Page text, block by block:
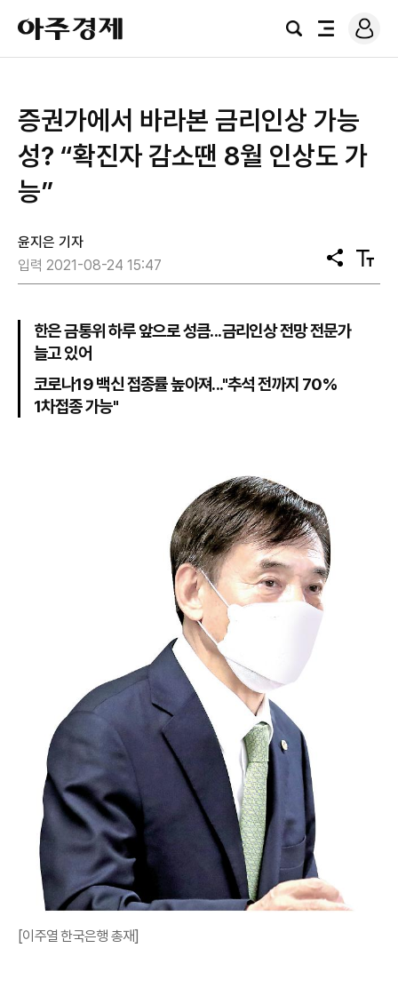
아
주
경
검
전
로
그
증권가에서 바라본 금리인상 가능
성? “확진자 감소땐 8월 인상도 가
능”
윤지은 기자
입력 2021-08-24 15:47
공
유
텍
스
한은 금통위 하루 앞으로 성큼...금리인상 전망 전문가
늘고 있어
코로나19 백신 접종률 높아져..."추석 전까지 70%
1차접종 가능"
[이주열 한국은행 총재]